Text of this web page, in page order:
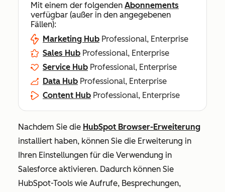
Mit einem der folgenden Abonnements
verfügbar (außer in den angegebenen
Fällen):
Marketing Hub Professional, Enterprise
Sales Hub Professional, Enterprise
Service Hub Professional, Enterprise
Data Hub Professional, Enterprise
Content Hub Professional, Enterprise
Nachdem Sie die HubSpot Browser-Erweiterung
installiert haben, können Sie die Erweiterung in
Ihren Einstellungen für die Verwendung in
Salesforce aktivieren. Dadurch können Sie
HubSpot-Tools wie Aufrufe, Besprechungen,